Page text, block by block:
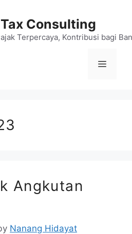
Tax Consulting
Terpercaya, Kontribusi bagi
Menu
Angkutan
Nanang Hidayat